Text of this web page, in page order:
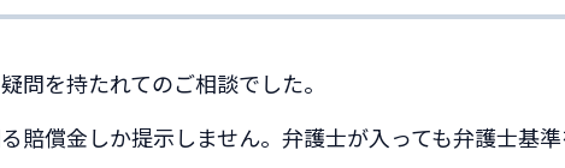
問を持たれてのご相談でした。
償金しか提示しません。弁護士が入っても弁護士基